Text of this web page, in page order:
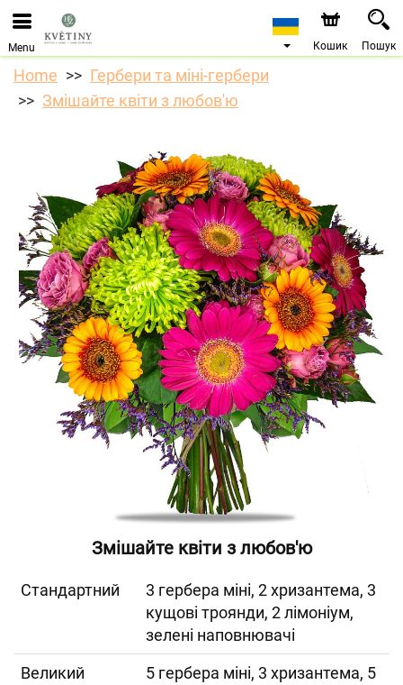
Ми приймаємо замовлення через наш інтернет-
магазин. Найближча можлива дата доставки —
10.08.2026 у зв’язку з відпусткою.
Menu Кошик Пошук
Home
Гербери та міні-гербери
Змішайте квіти з любов'ю
Змішайте квіти з любов'ю
Cтандартний
3 гербера міні, 2 хризантема, 3
кущові троянди, 2 лімоніум,
зелені наповнювачі
Великий
5 гербера міні, 3 хризантема, 5